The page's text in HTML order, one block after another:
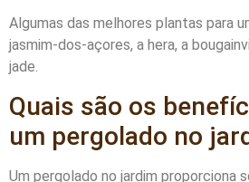
Algumas das melhores plantas para
jasmim-dos-açores, a hera, a
jade.
Quais são os
um pergolado no
Um pergolado no jardim proporciona